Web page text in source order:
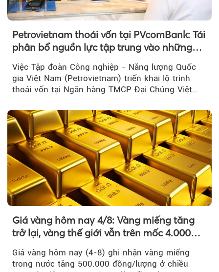
Petrovietnam thoái vốn tại PVcomBank: Tái
phân bổ nguồn lực tập trung vào những
Việc Tập đoàn Công nghiệp - Năng lượng Quốc
gia Việt Nam (Petrovietnam) triển khai lộ trình
thoái vốn tại Ngân hàng TMCP Đại Chúng Việt
Giá vàng hôm nay 4/8: Vàng miếng tăng
trở lại, vàng thế giới vẫn trên mốc 4.000
Giá vàng hôm nay (4-8) ghi nhận vàng miếng
trong nước tăng 500.000 đồng/lượng ở chiều